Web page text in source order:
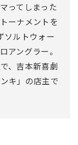
ってしまった
ーナメントを
ソルトウォー
アングラー。
、吉本新喜劇
キ」の店主で